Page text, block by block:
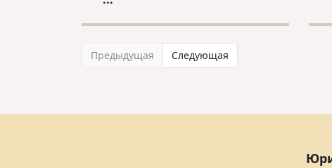
Предыдущая Следующая